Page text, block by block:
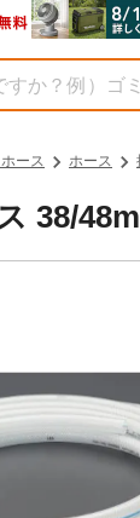
ース ホース
38/